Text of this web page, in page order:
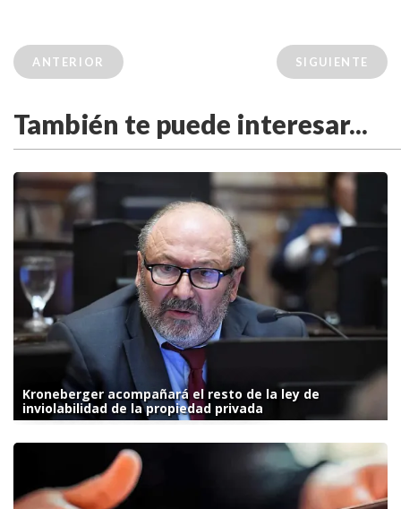
ANTERIOR SIGUIENTE
También te puede interesar...
Kroneberger acompañará el resto de la ley de
inviolabilidad de la propiedad privada